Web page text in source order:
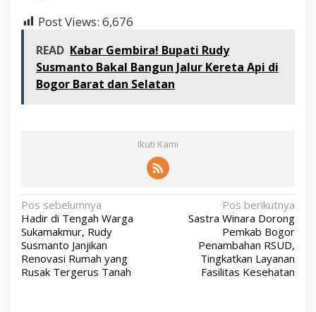
Post Views: 6,676
READ Kabar Gembira! Bupati Rudy
Susmanto Bakal Bangun Jalur Kereta Api di
Bogor Barat dan Selatan
Ikuti Kami
N
a
v
i
Pos sebelumnya
Hadir di Tengah Warga
Sukamakmur, Rudy
Susmanto Janjikan
Renovasi Rumah yang
Rusak Tergerus Tanah
Pos berikutnya
Sastra Winara Dorong
Pemkab Bogor
Penambahan RSUD,
Tingkatkan Layanan
Fasilitas Kesehatan